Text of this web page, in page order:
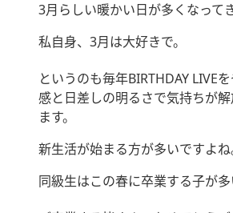
3月らしい暖かい日が多くなって
私自身、3月は大好きで。
というのも毎年BIRTHDAY LIVE
感と日差しの明るさで気持ちが
ます。
新生活が始まる方が多いですよね
同級生はこの春に卒業する子が多